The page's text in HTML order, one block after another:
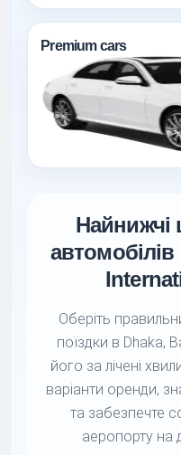
Premium cars
Найнижчі
Оберіть
поїздки в Dhaka,
його за лічені
варіанти оренди,
та забезпечте
аеропорту на